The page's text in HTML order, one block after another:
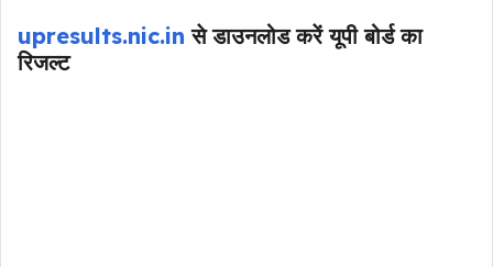
upresults.nic.in से डाउनलोड करें यूपी बोर्ड का
रिजल्ट